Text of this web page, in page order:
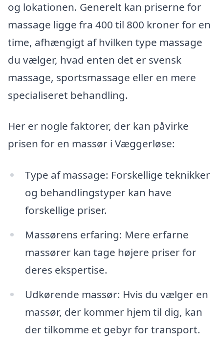
og lokationen. Generelt kan priserne for
massage ligge fra 400 til 800 kroner for en
time, afhængigt af hvilken type massage
du vælger, hvad enten det er svensk
massage, sportsmassage eller en mere
specialiseret behandling.
Her er nogle faktorer, der kan påvirke
prisen for en massør i Væggerløse:
Type af massage: Forskellige teknikker
og behandlingstyper kan have
forskellige priser.
Massørens erfaring: Mere erfarne
massører kan tage højere priser for
deres ekspertise.
Udkørende massør: Hvis du vælger en
massør, der kommer hjem til dig, kan
der tilkomme et gebyr for transport.